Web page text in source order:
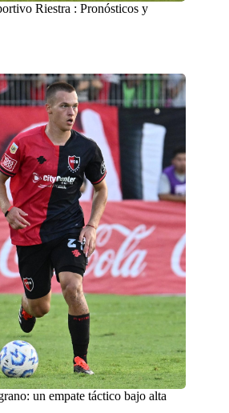
Riestra : Pronósticos y
un empate táctico bajo alta